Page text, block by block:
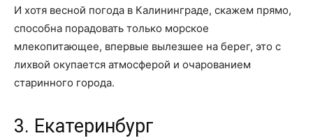
И хотя весной погода в Калининграде, скажем прямо,
способна порадовать только морское
млекопитающее, впервые вылезшее на берег, это с
лихвой окупается атмосферой и очарованием
старинного города.
3. Екатеринбург